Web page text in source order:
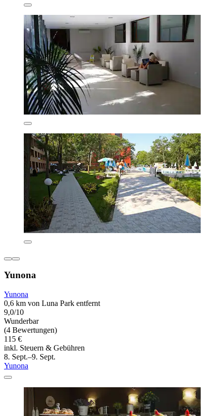
Yunona
Yunona
0,6 km von Luna Park entfernt
9,0/10
Wunderbar
(4 Bewertungen)
115 €
inkl. Steuern & Gebühren
8. Sept.–9. Sept.
Yunona